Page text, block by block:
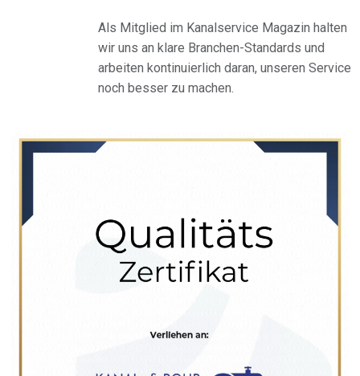
Als Mitglied im Kanalservice Magazin halten
wir uns an klare Branchen-Standards und
arbeiten kontinuierlich daran, unseren Service
noch besser zu machen.